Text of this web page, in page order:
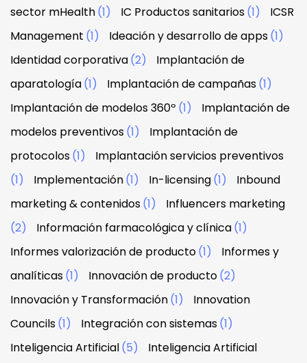
sector mHealth(1) IC Productos sanitarios(1)
ICSR
Management (1) Ideación y desarrollo de apps(1)
Identidad corporativa(2)
Implantación de
aparatología(1) Implantación de campañas(1)
Implantación de modelos 360º (1)
Implantación de
modelos preventivos(1)
Implantación de
protocolos(1)
Implantación servicios preventivos
(1)
Implementación(1) In-licensing(1)
Inbound
marketing & contenidos(1)
Influencers marketing
(2)
Información farmacológica y clínica(1)
Informes valorización de producto(1)
Informes y
analíticas(1) Innovación de producto(2)
Innovación y Transformación(1)
Innovation
Councils(1) Integración con sistemas(1)
Inteligencia Artificial(5)
Inteligencia Artificial